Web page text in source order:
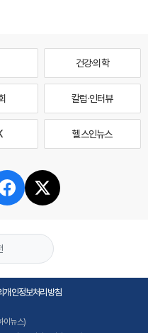
건강·의학
칼럼·인터뷰
헬스인뉴스
개인정보처리방침
이뉴스)